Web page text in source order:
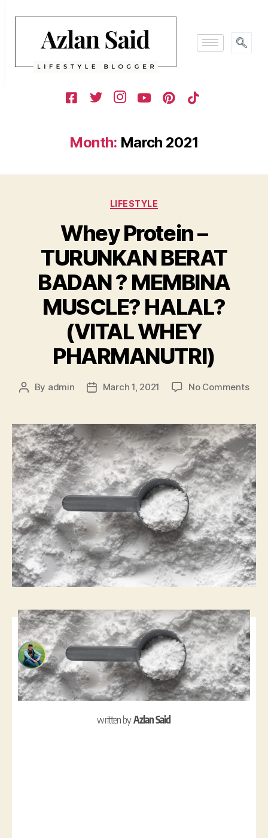
Month: March 2021
LIFESTYLE
Whey Protein –
TURUNKAN BERAT
BADAN ? MEMBINA
MUSCLE? HALAL?
(VITAL WHEY
PHARMANUTRI)
By admin March 1, 2021 No Comments
written byAzlan Said